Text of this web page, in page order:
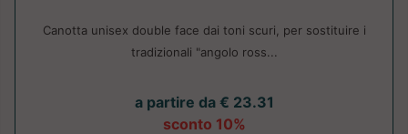
Canotta unisex double face dai toni scuri, per sostituire i
tradizionali "angolo ross...
a partire da € 23.31
sconto 10%